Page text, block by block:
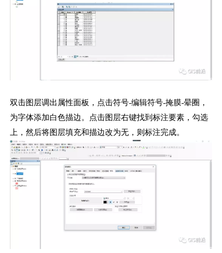
双击图层调出属性面板，点击符号-编辑符号-掩膜-晕圈，
为字体添加白色描边。点击图层右键找到标注要素，勾选
上，然后将图层填充和描边改为无，则标注完成。